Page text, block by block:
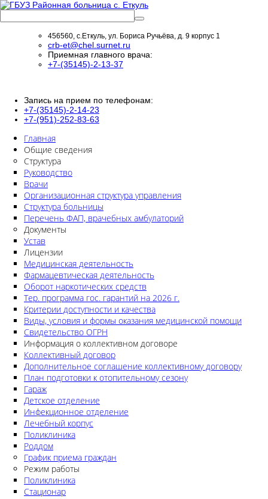
456560, с.Еткуль, ул. Бориса Ручьёва, д. 9 корпус 1
crb-et@chel.surnet.ru
Приемная главного врача:
+7-(35145)-2-13-37
Запись на прием по телефонам:
+7-(35145)-2-14-23
+7-(951)-252-83-63
Главная
Общие сведения
Структура
Руководство
Врачи
Организационная структура управления
Структура больницы
Перечень ФАП, врачебных амбулаторий
Документы
Устав
Лицензии
Медицинская деятельность
Фармацевтическая деятельность
Оборот наркотических средств
Тер. программа гос. гарантий на 2026 г.
Критерии доступности и качества
Виды, условия и формы оказания медицинской помощи
Свидетельство ОГРН
Информация о коллективном договоре
Коллективный договор
Дополнительное соглашение коллективному договору
План подготовки к отопительному сезону
Гараж
Детское отделение
Инфекционное отделение
Лечебный корпус
Поликлиника
Роддом
График приема граждан
Режим работы
Поликлиника
Стационар